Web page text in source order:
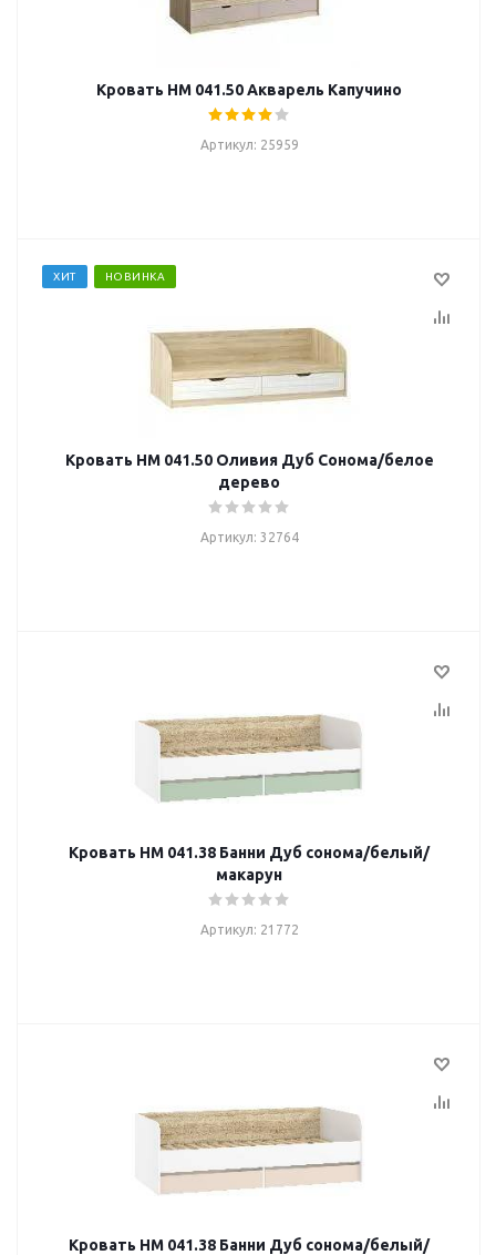
Кровать НМ 041.50 Акварель Капучино
Артикул: 25959
ХИТ НОВИНКА
Кровать НМ 041.50 Оливия Дуб Сонома/белое
дерево
Артикул: 32764
Кровать НМ 041.38 Банни Дуб сонома/белый/
макарун
Артикул: 21772
Кровать НМ 041.38 Банни Дуб сонома/белый/